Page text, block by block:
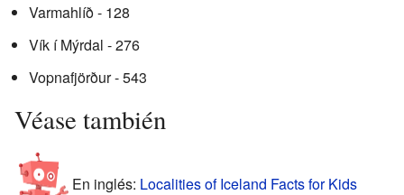
Varmahlíð - 128
Vík í Mýrdal - 276
Vopnafjörður - 543
Véase también
En inglés: Localities of Iceland Facts for Kids